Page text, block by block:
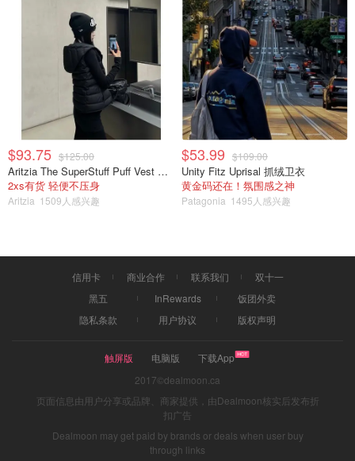
$93.75 $125.00
Aritzia The SuperStuff Puff Vest 轻盈亮面马甲
2xs有货 轻便不压身
Aritzia 1509人感兴趣
$53.99 $109.00
Unity Fitz Uprisal 抓绒卫衣
黄金码还在！氛围感之神
Patagonia 1495人感兴趣
信用卡 商业合作 联系我们
双十一
黑五
InRewards
饭团外卖
隐私条款
用户协议 版权声明
触屏版 电脑版
下载App
2017©dealmoon.ca
页面信息由用户分享或品牌、商家提供，由Dealmoon核实后发布折
扣广告
Dealmoon may get paid by brands or deals when user buy
through links